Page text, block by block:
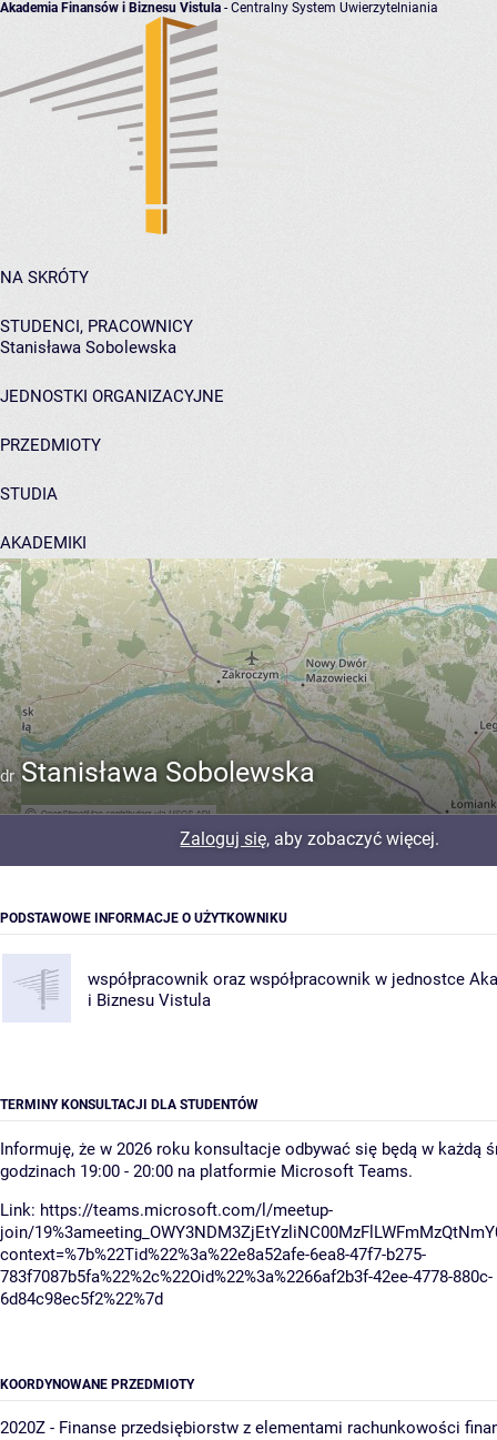
Akademia Finansów i Biznesu Vistula - Centralny System Uwierzytelniania
NA SKRÓTY
STUDENCI, PRACOWNICY
Stanisława Sobolewska
JEDNOSTKI ORGANIZACYJNE
PRZEDMIOTY
STUDIA
AKADEMIKI
POMOC
dr Stanisława Sobolewska
Zaloguj się, aby zobaczyć więcej.
PODSTAWOWE INFORMACJE O UŻYTKOWNIKU
współpracownik oraz współpracownik w jednostce
i Biznesu Vistula
TERMINY KONSULTACJI DLA STUDENTÓW
Informuję, że w 2026 roku konsultacje odbywać się będą w każdą
godzinach 19:00 - 20:00 na platformie Microsoft Teams.
Link: https://teams.microsoft.com/l/meetup-
join/
context=%7b%22Tid%22%3a%22e8a52afe-6ea8-47f7-b275-
783f7087b5fa%22%2c%22Oid%22%3a%2266af2b3f-42ee-4778-880c-
6d84c98ec5f2%22%7d
KOORDYNOWANE PRZEDMIOTY
2020Z - Finanse przedsiębiorstw z elementami rachunkowości